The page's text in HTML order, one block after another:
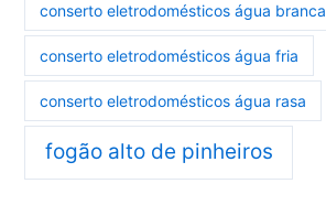
conserto eletrodomésticos água branca
conserto eletrodomésticos água fria
conserto eletrodomésticos água rasa
fogão alto de pinheiros